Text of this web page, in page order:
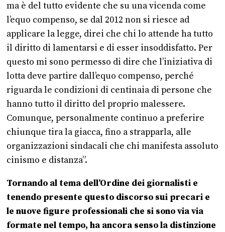
ma è del tutto evidente che su una vicenda come
l’equo compenso, se dal 2012 non si riesce ad
applicare la legge, direi che chi lo attende ha tutto
il diritto di lamentarsi e di esser insoddisfatto. Per
questo mi sono permesso di dire che l’iniziativa di
lotta deve partire dall’equo compenso, perché
riguarda le condizioni di centinaia di persone che
hanno tutto il diritto del proprio malessere.
Comunque, personalmente continuo a preferire
chiunque tira la giacca, fino a strapparla, alle
organizzazioni sindacali che chi manifesta assoluto
cinismo e distanza”.
Tornando al tema dell’Ordine dei giornalisti e
tenendo presente questo discorso sui precari e
le nuove figure professionali che si sono via via
formate nel tempo, ha ancora senso la distinzione